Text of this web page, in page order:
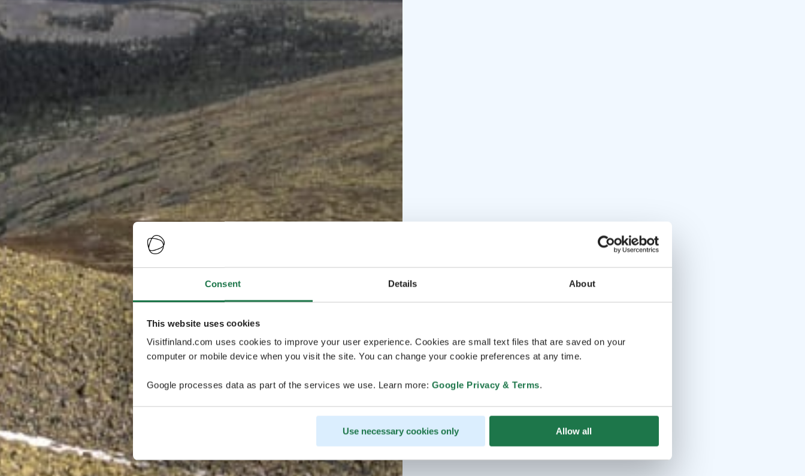
Consent Details About
This website uses cookies
Visitfinland.com uses cookies to improve your user experience. Cookies are small text files that are saved on your
computer or mobile device when you visit the site. You can change your cookie preferences at any time.
Google processes data as part of the services we use. Learn more: Google Privacy & Terms.
Use necessary cookies only Allow all